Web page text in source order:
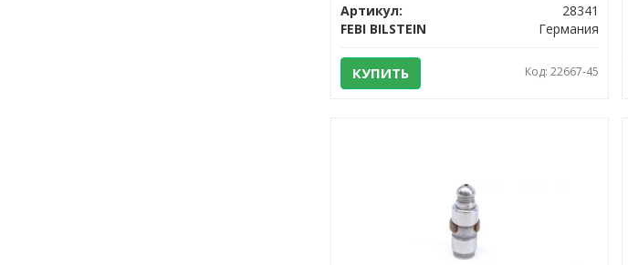
Артикул:
28341
FEBI BILSTEIN
Германия
КУПИТЬ Код: 22667-45